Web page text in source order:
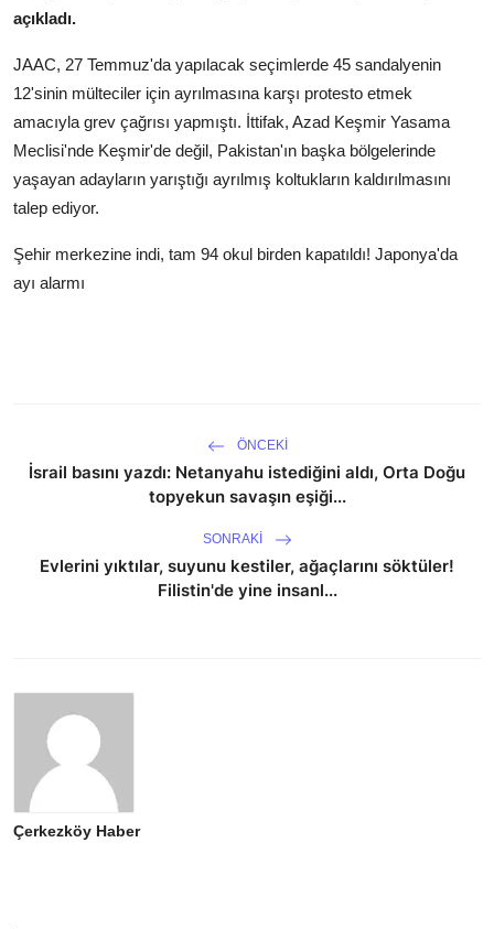
açıkladı.
JAAC, 27 Temmuz'da yapılacak seçimlerde 45 sandalyenin
12'sinin mülteciler için ayrılmasına karşı protesto etmek
amacıyla grev çağrısı yapmıştı. İttifak, Azad Keşmir Yasama
Meclisi'nde Keşmir'de değil, Pakistan'ın başka bölgelerinde
yaşayan adayların yarıştığı ayrılmış koltukların kaldırılmasını
talep ediyor.
Şehir merkezine indi, tam 94 okul birden kapatıldı! Japonya'da
ayı alarmı
ÖNCEKI
İsrail basını yazdı: Netanyahu istediğini aldı, Orta Doğu
topyekun savaşın eşiği...
SONRAKI
Evlerini yıktılar, suyunu kestiler, ağaçlarını söktüler!
Filistin'de yine insanl...
Çerkezköy Haber